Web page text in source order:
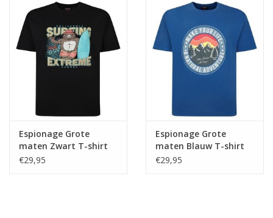
Espionage Grote
maten Zwart T-shirt
"Surfing" TS395
€29,95
Espionage Grote
maten Blauw T-shirt
"Natural Adventure"
€29,95